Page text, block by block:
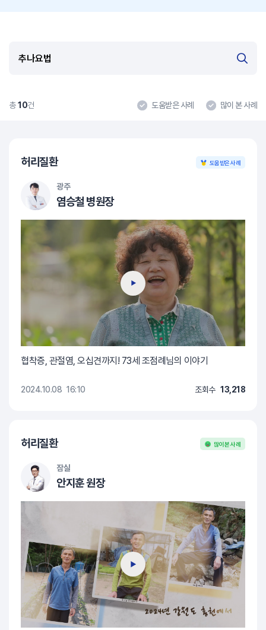
총10건 도움받은 사례 많이 본 사례
허리질환 도움받은 사례
광주
염승철 병원장
협착증, 관절염, 오십견까지! 73세 조점례님의 이야기
2024.10.08 16:10 조회수 13,218
허리질환 많이 본 사례
잠실
안지훈 원장